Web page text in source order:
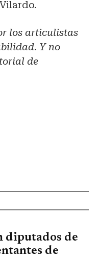
los articulistas
Y no
de
diputados de
de